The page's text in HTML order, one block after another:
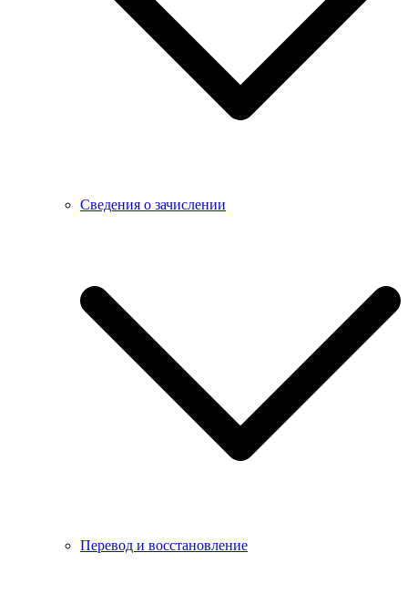
Сведения о зачислении
Перевод и восстановление